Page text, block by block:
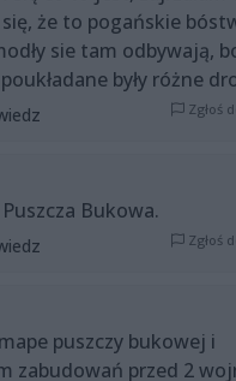
że to pogańskie
sie tam odbywają,
były różne
Zgłoś
Bukowa.
Zgłoś
puszczy bukowej i
zabudowań przed 2